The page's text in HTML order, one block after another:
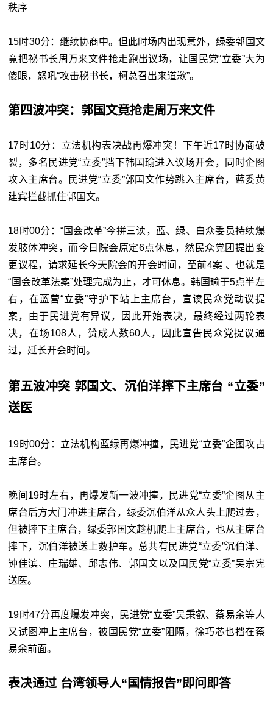
秩序
15时30分：继续协商中。但此时场内出现意外，绿委郭国文
竟把祕书长周万来文件抢走跑出议场，让国民党“立委”大为
傻眼，怒吼“攻击秘书长，柯总召出来道歉”。
第四波冲突：郭国文竟抢走周万来文件
17时10分：立法机构表决战再爆冲突！下午近17时协商破
裂，多名民进党“立委”挡下韩国瑜进入议场开会，同时企图
攻入主席台。民进党“立委”郭国文作势跳入主席台，蓝委黄
建宾拦截抓住郭国文。
18时00分：“国会改革”今拼三读，蓝、绿、白众委员持续爆
发肢体冲突，而今日院会原定6点休息，然民众党团提出变
更议程，请求延长今天院会的开会时间，至前4案 、也就是
“国会改革法案”处理完成为止，才可休息。韩国瑜于5点半左
右，在蓝营“立委”守护下站上主席台，宣读民众党动议提
案，由于民进党有异议，因此开始表决，最终经过两轮表
决，在场108人，赞成人数60人，因此宣告民众党提议通
过，延长开会时间。
第五波冲突 郭国文、沉伯洋摔下主席台 “立委”
送医
19时00分：立法机构蓝绿再爆冲撞，民进党“立委”企图攻占
主席台。
晚间19时左右，再爆发新一波冲撞，民进党“立委”企图从主
席台后方大门冲进主席台，绿委沉伯洋从众人头上爬过去，
但被摔下主席台，绿委郭国文趁机爬上主席台，也从主席台
摔下，沉伯洋被送上救护车。总共有民进党“立委”沉伯洋、
钟佳滨、庄瑞雄、邱志伟、郭国文以及国民党“立委”吴宗宪
送医。
19时47分再度爆发冲突，民进党“立委”吴秉叡、蔡易余等人
又试图冲上主席台，被国民党“立委”阻隔，徐巧芯也挡在蔡
易余前面。
表决通过 台湾领导人“ 国情报告”即问即答